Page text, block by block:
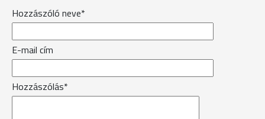
Hozzászóló neve*
E-mail cím
Hozzászólás*